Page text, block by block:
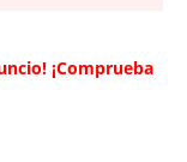
¡Comprueba